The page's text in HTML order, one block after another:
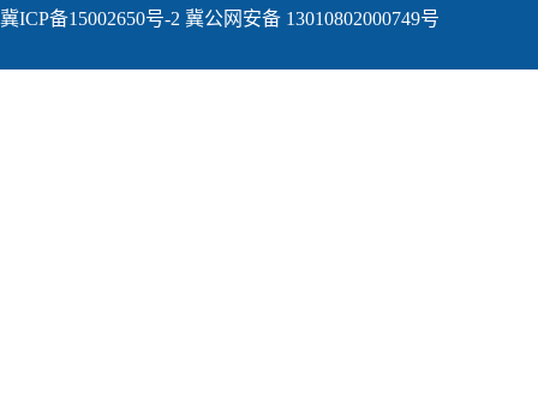
冀ICP备15002650号-2 冀公网安备 13010802000749号